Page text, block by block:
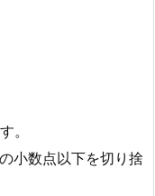
。
小数点以下を切り捨